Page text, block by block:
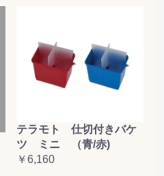
テラモト 仕切付きバケ
ツ ミニ （青/赤)
￥6,160